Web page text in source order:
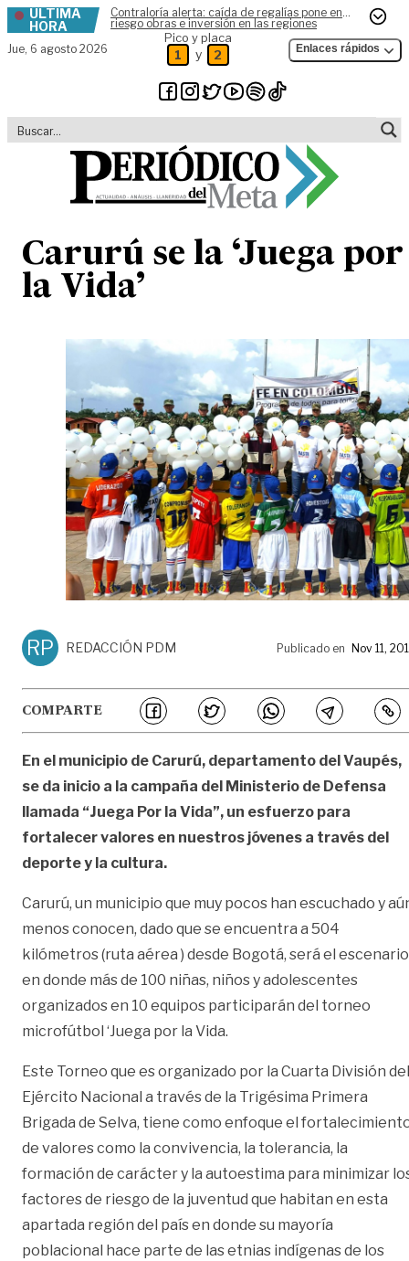
Skip to content
ÚLTIMA
HORA
Contraloría alerta: caída de regalías pone en
riesgo obras e inversión en las regiones
Jue, 6 agosto 2026
Pico y placa
1 y 2 Enlaces rápidos
Carurú se la ‘Juega por
la Vida’
RP REDACCIÓN PDM Publicado en Nov 11,
COMPARTE
En el municipio de Carurú, departamento del Vaupés,
se da inicio a la campaña del Ministerio de Defensa
llamada “Juega Por la Vida”, un esfuerzo para
fortalecer valores en nuestros jóvenes a través del
deporte y la cultura.
Carurú, un municipio que muy pocos han escuchado y
menos conocen, dado que se encuentra a 504
kilómetros (ruta aérea ) desde Bogotá, será el escenario
en donde más de 100 niñas, niños y adolescentes
organizados en 10 equipos participarán del torneo
microfútbol ‘Juega por la Vida.
Este Torneo que es organizado por la Cuarta División del
Ejército Nacional a través de la Trigésima Primera
Brigada de Selva, tiene como enfoque el
de valores como la convivencia, la tolerancia, la
formación de carácter y la autoestima para minimizar
factores de riesgo de la juventud que habitan en esta
apartada región del país en donde su mayoría
poblacional hace parte de las etnias indígenas de los